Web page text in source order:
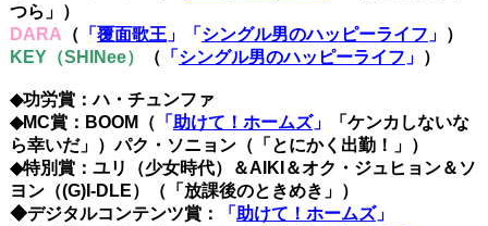
つら」）
DARA （ 「 覆面歌王」「 シングル男のハッピーライフ 」 ）
KEY（SHINee）
（ 「 シングル男のハッピーライフ 」 ）
◆功労賞：ハ・チュンファ
◆MC賞：BOOM（ 「 助けて！ホームズ」
「ケンカしないな
ら幸いだ」）パク・ソニョン（「とにかく出勤！」）
◆特別賞：ユリ（少女時代）＆AIKI＆オク・ジュヒョン＆ソ
ヨン（(G)I-DLE）（「放課後のときめき」）
◆デジタルコンテンツ賞：
「 助けて！ホームズ」